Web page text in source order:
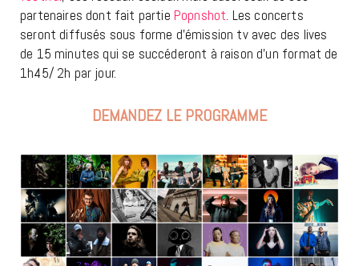
partenaires dont fait partie Popnshot. Les concerts
seront diffusés sous forme d’émission tv avec des lives
de 15 minutes qui se succéderont à raison d’un format de
1h45/ 2h par jour.
DEMANDEZ LE PROGRAMME